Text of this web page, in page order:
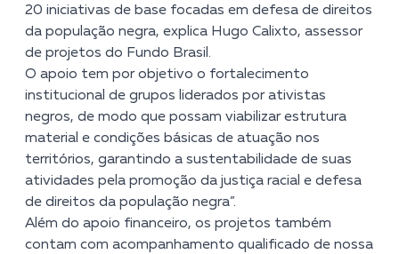
20 iniciativas de base focadas em defesa de direitos
da população negra, explica Hugo Calixto, assessor
de projetos do Fundo Brasil.
O apoio tem por objetivo o fortalecimento
institucional de grupos liderados por ativistas
negros, de modo que possam viabilizar estrutura
material e condições básicas de atuação nos
territórios, garantindo a sustentabilidade de suas
atividades pela promoção da justiça racial e defesa
de direitos da população negra”.
Além do apoio financeiro, os projetos também
contam com acompanhamento qualificado de nossa